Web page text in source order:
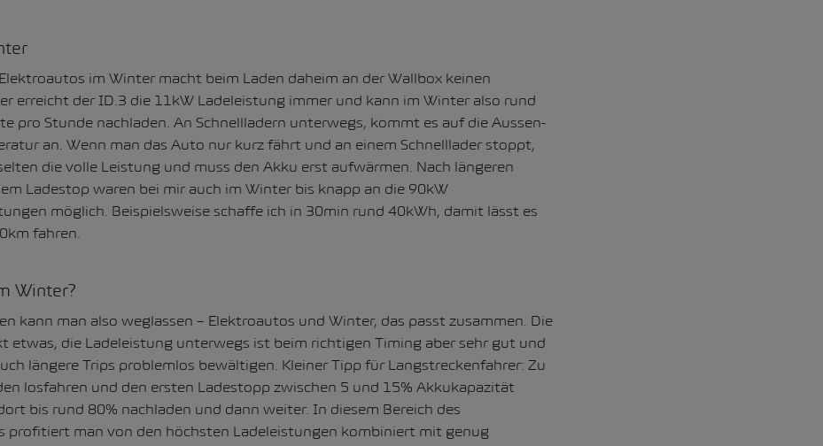
im Winter macht beim Laden daheim an der Wallbox keinen
erreicht der ID.3 die 11kW Ladeleistung immer und kann im Winter also rund
pro Stunde nachladen. An Schnellladern unterwegs, kommt es auf die Aussen-
an. Wenn man das Auto nur kurz fährt und an einem Schnelllader stoppt,
die volle Leistung und muss den Akku erst aufwärmen. Nach längeren
Ladestop waren bei mir auch im Winter bis knapp an die 90kW
möglich. Beispielsweise schaffe ich in 30min rund 40kWh, damit lässt es
fahren.
Winter?
kann man also weglassen – Elektroautos und Winter, das passt zusammen. Die
etwas, die Ladeleistung unterwegs ist beim richtigen Timing aber sehr gut und
längere Trips problemlos bewältigen. Kleiner Tipp für Langstreckenfahrer: Zu
losfahren und den ersten Ladestopp zwischen 5 und 15% Akkukapazität
bis rund 80% nachladen und dann weiter. In diesem Bereich des
profitiert man von den höchsten Ladeleistungen kombiniert mit genug